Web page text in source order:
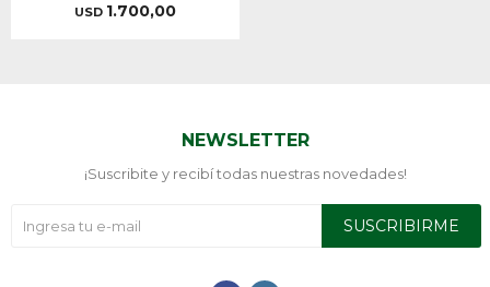
USD 1.700,00
NEWSLETTER
¡Suscribite y recibí todas nuestras novedades!
SUSCRIBIRME